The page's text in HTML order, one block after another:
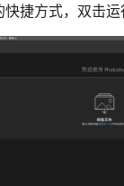
捷方式，双击运